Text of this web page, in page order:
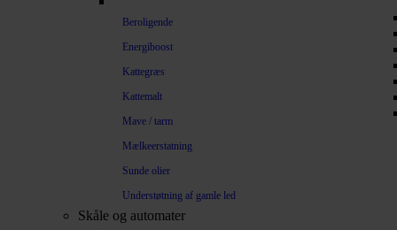
Beroligende
Energiboost
Kattegræs
Kattemalt
Mave / tarm
Mælkeerstatning
Sunde olier
Understøtning af gamle led
Skåle og automater